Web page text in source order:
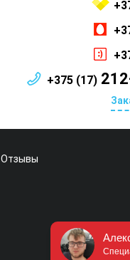
+375 (17)
Отзывы